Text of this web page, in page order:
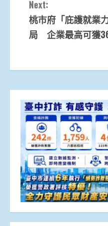
Next:
桃市府「庇護就業
局 企業最高可獲